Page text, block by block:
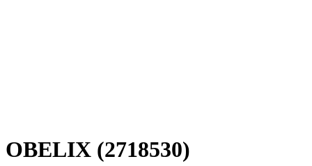
OBELIX (2718530)